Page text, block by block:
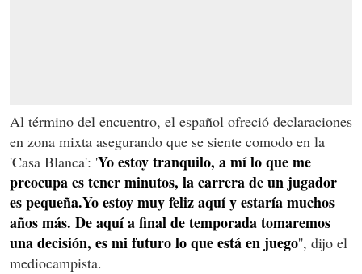
Al término del encuentro, el español ofreció declaraciones
en zona mixta asegurando que se siente comodo en la
'Casa Blanca': 'Yo estoy tranquilo, a mí lo que me
preocupa es tener minutos, la carrera de un jugador
es pequeña.Yo estoy muy feliz aquí y estaría muchos
años más. De aquí a final de temporada tomaremos
una decisión, es mi futuro lo que está en juego'', dijo el
mediocampista.